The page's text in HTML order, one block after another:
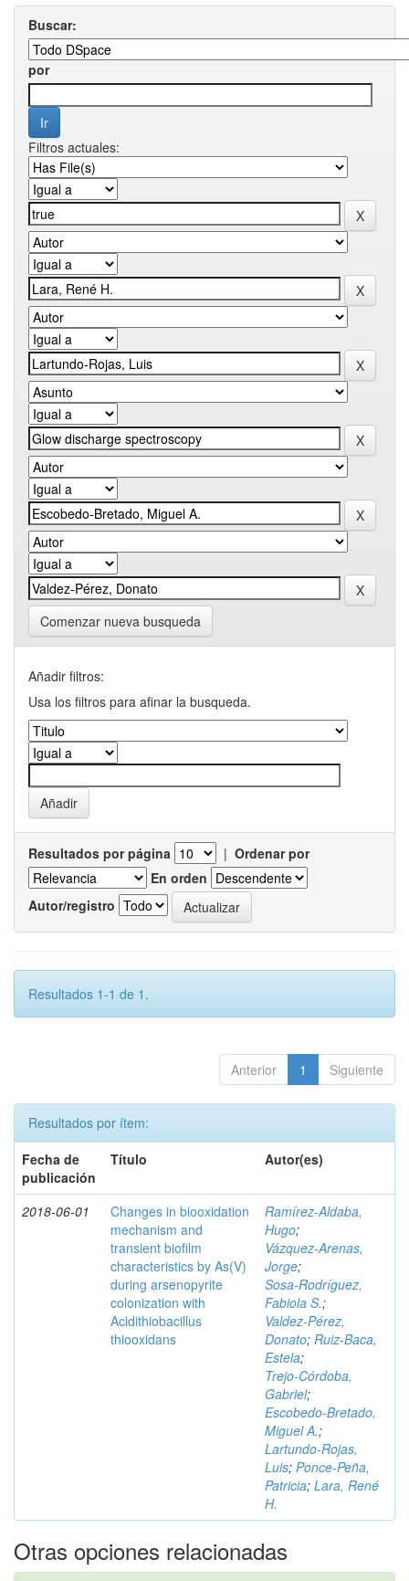
Buscar:
por
Filtros actuales:
Comenzar nueva busqueda
Añadir filtros:
Usa los filtros para afinar la busqueda.
Resultados por página | Ordenar por
En orden
Autor/registro
Resultados 1-1 de 1.
Anterior 1 Siguiente
Resultados por ítem:
Fecha de
publicación
Título Autor(es)
2018-06-01
Changes in biooxidation
mechanism and
transient biofilm
characteristics by As(V)
during arsenopyrite
colonization with
Acidithiobacillus
thiooxidans
Ramírez‑Aldaba,
Hugo;
Vázquez‑Arenas,
Jorge;
Sosa‑Rodríguez,
Fabiola S.;
Valdez‑Pérez,
Donato; Ruiz‑Baca,
Estela;
Trejo‑Córdoba,
Gabriel;
Escobedo‑Bretado,
Miguel A.;
Lartundo‑Rojas,
Luis; Ponce‑Peña,
Patricia; Lara, René
H.
Otras opciones relacionadas